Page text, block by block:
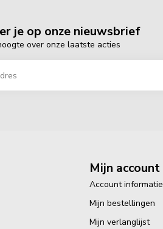
je op onze nieuwsbrief
over onze laatste acties
Mijn account
Account informatie
Mijn bestellingen
Mijn verlanglijst